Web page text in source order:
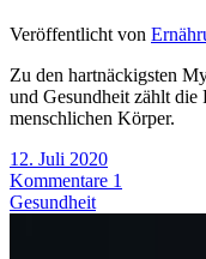
Veröffentlicht von
Zu den hartnäckigsten
und Gesundheit zählt die
menschlichen Körper.
12. Juli 2020
Kommentare 1
Gesundheit